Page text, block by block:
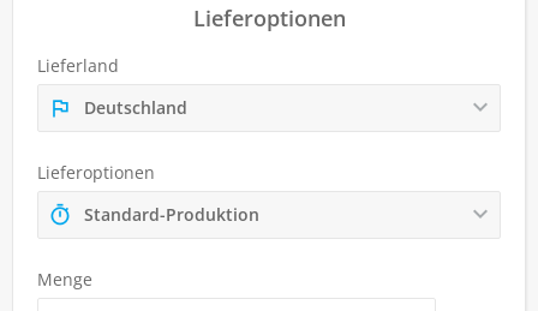
Lieferoptionen
Lieferland
Deutschland
Lieferoptionen
Standard-Produktion
Menge